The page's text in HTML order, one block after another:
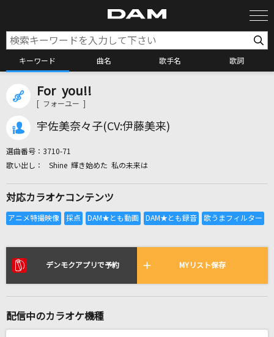
キーワード 曲名 歌手名 歌詞
カラオケ店舗検索
全国りれき
ラッツ&スター(シャネルズ)
For you!!
[ フォーユー ]
宇佐美奈々子(CV:伊藤美来)
選曲番号： 3710-71
Shine 輝き始めた 私の未来は
対応カラオケコンテンツ
デンモクアプリで予約 MYリスト保存
配信中のカラオケ機種